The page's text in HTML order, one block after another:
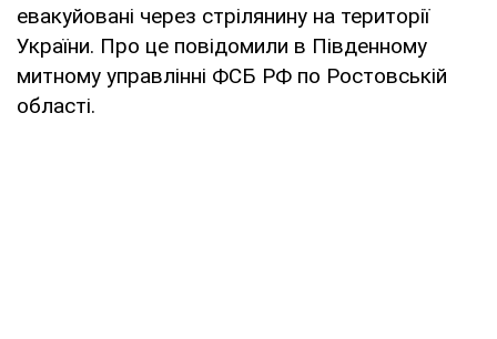
евакуйовані через стрілянину на території
України. Про це повідомили в Південному
митному управлінні ФСБ РФ по Ростовській
області.